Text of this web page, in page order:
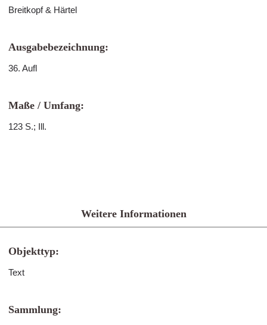
Breitkopf & Härtel
Ausgabebezeichnung:
36. Aufl
Maße / Umfang:
123 S.; Ill.
Weitere Informationen
Objekttyp:
Text
Sammlung: